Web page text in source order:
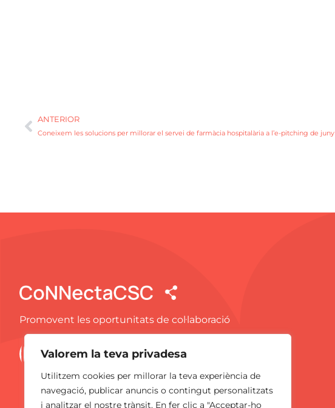
Valorem la teva privadesa
Utilitzem cookies per millorar la teva experiència de
navegació, publicar anuncis o contingut personalitzats
i analitzar el nostre trànsit. En fer clic a "Acceptar-ho
ANTERIOR
Coneixem les solucions per millorar el servei de farmàcia hospitalària a l’e-pitching de juny
Promovent les oportunitats de col·laboració